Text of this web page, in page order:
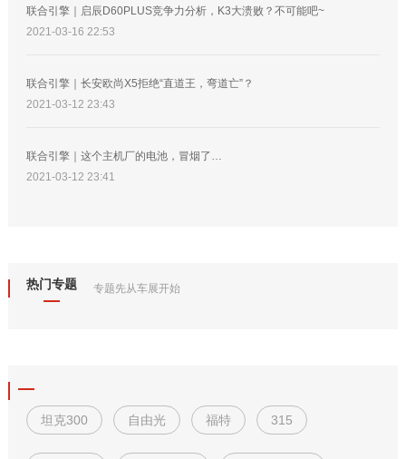
联合引擎｜启辰D60PLUS竞争力分析，K3大溃败？不可能吧~
2021-03-16 22:53
联合引擎｜长安欧尚X5拒绝“直道王，弯道亡”？
2021-03-12 23:43
联合引擎｜这个主机厂的电池，冒烟了…
2021-03-12 23:41
热门专题 专题先从车展开始
坦克300 自由光 福特 315